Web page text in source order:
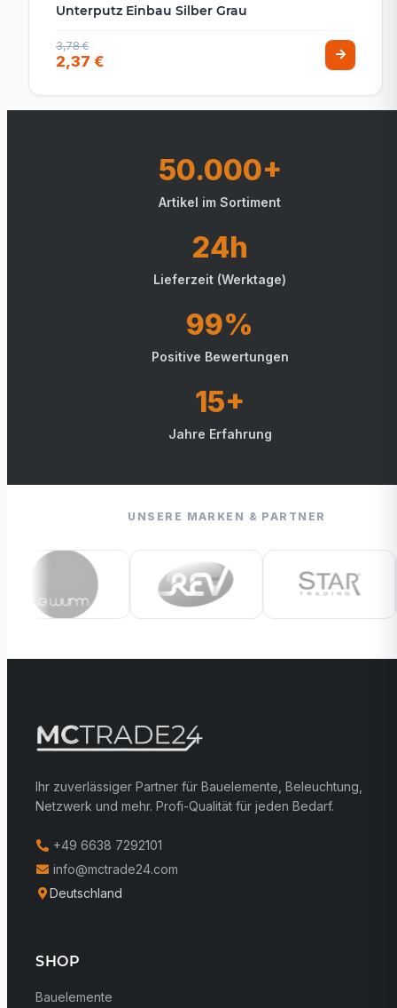
Unterputz Einbau Silber Grau
3,78 €
2,37 €
50.000+
Artikel im Sortiment
24h
Lieferzeit (Werktage)
99%
Positive Bewertungen
15+
Jahre Erfahrung
UNSERE MARKEN & PARTNER
Ihr zuverlässiger Partner für Bauelemente, Beleuchtung,
Netzwerk und mehr. Profi-Qualität für jeden Bedarf.
+49 6638 7292101
info@mctrade24.com
Deutschland
SHOP
Bauelemente